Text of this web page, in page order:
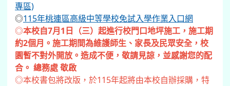
專區)
◎115年桃連區高級中等學校免試入學作業入口網
◎本校自7月1日（三）起進行校門口地坪施工，施工期
約2個月。施工期間為維護師生、家長及民眾安全，校
園暫不對外開放。造成不便，敬請見諒，並感謝您的配
合。 總務處 敬啟
◎本校書包將改版，於115年起將由本校自辦採購，特